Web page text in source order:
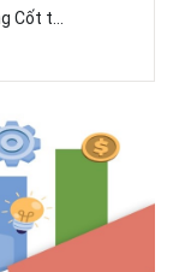
Cốt t...